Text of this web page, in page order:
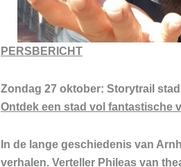
PERSBERICHT
Zondag 27 oktober: Storytrail
Ontdek een stad vol fantastische
In de lange geschiedenis van
verhalen. Verteller Phileas van